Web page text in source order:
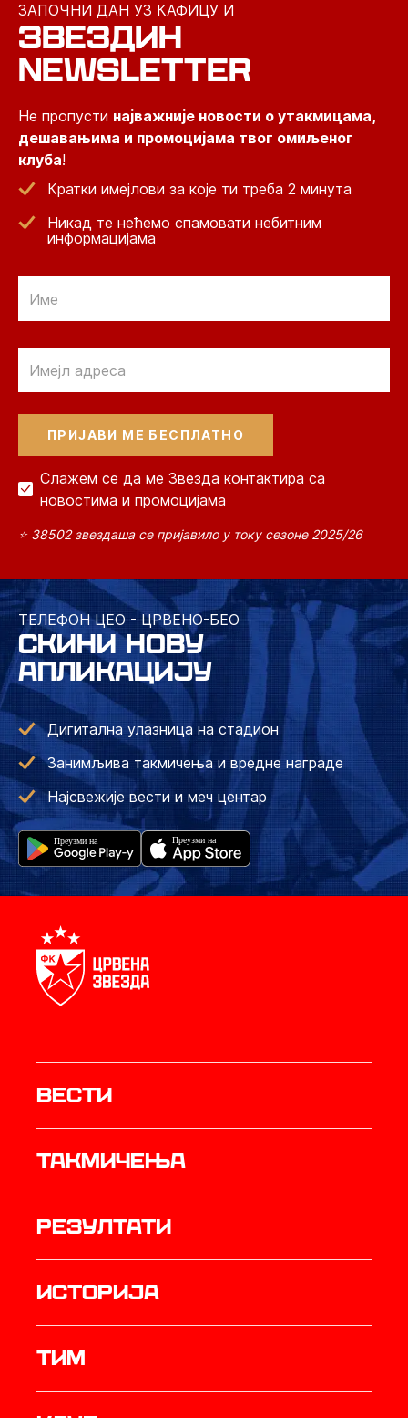
ЗАПОЧНИ ДАН УЗ КАФИЦУ И
ЗВЕЗДИН
NEWSLETTER
Не пропусти најважније новости о утакмицама,
дешавањима и промоцијама твог омиљеног
клуба!
Кратки имејлови за које ти треба 2 минута
Никад те нећемо спамовати небитним
информацијама
Слажем се да ме Звезда контактира са
новостима и промоцијама
⭐ 38502 звездаша се пријавило у току сезоне 2025/26
ТЕЛЕФОН ЦЕО - ЦРВЕНО-БЕО
СКИНИ НОВУ
АПЛИКАЦИЈУ
Дигитална улазница на стадион
Занимљива такмичења и вредне награде
Најсвежије вести и меч центар
Вести
Такмичења
резултати
историја
ТИМ